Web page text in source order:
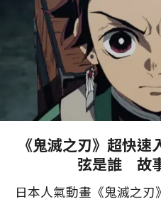
《鬼滅之刃》超快
弦是誰 故
日本人氣動畫《鬼滅之